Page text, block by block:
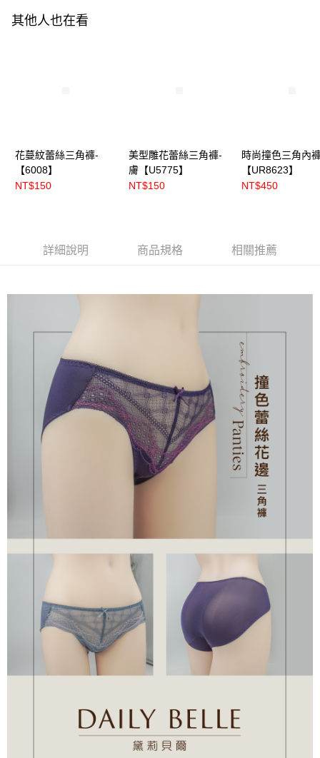
其他人也在看
花蔓紋蕾絲三角褲-
【6008】
NT$150
美型雕花蕾絲三角褲-
膚【U5775】
NT$150
時尚撞色三角內
【UR8623】
NT$450
詳細說明 商品規格 相關推薦